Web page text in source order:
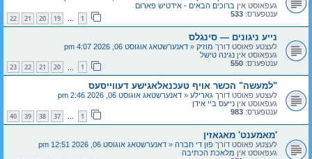
געפאוסט אין ברוכים הבאים - אידטיש פארום
ענטפערס: 533
1
…
19
20
21
22
נייע ניגונים — סינגלס
לעצטע פאוסט דורך מוזיק « דאנערשטאג אוגוסט 06, 2026 4:07 pm
געפאוסט אין נגינה טישל
ענטפערס: 550
1
20
21
22
23
"למעשה" הכשר אויף טעכנאלאגישע דעווייסעס
לעצטע פאוסט דורך גארילע « דאנערשטאג אוגוסט 06, 2026 2:46 pm
געפאוסט אין נייעס ביי אידן
ענטפערס: 983
1
…
37
38
39
40
'מאמענט' מאגאזין
לעצטע פאוסט דורך פון די חברה « דאנערשטאג אוגוסט 06, 2026 12:51 pm
געפאוסט אין מלאכת הכתיבה